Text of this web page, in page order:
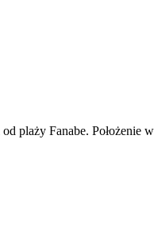
plaży Fanabe.